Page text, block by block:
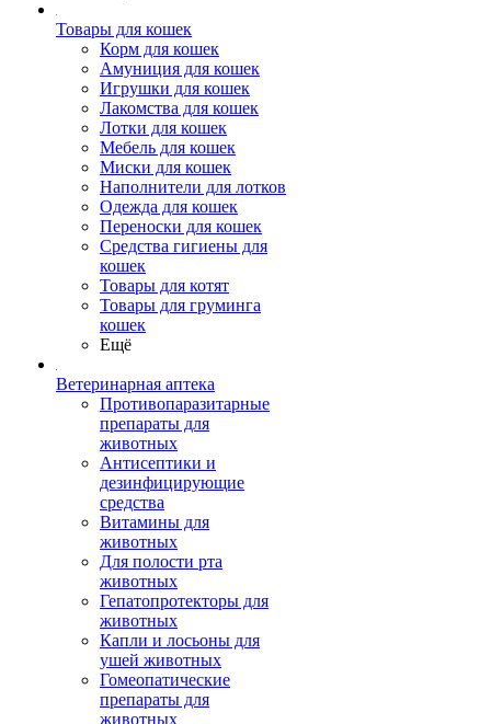
Товары для кошек
Корм для кошек
Амуниция для кошек
Игрушки для кошек
Лакомства для кошек
Лотки для кошек
Мебель для кошек
Миски для кошек
Наполнители для лотков
Одежда для кошек
Переноски для кошек
Средства гигиены для
кошек
Товары для котят
Товары для груминга
кошек
Ещё
Ветеринарная аптека
Противопаразитарные
препараты для
животных
Антисептики и
дезинфицирующие
средства
Витамины для
животных
Для полости рта
животных
Гепатопротекторы для
животных
Капли и лосьоны для
ушей животных
Гомеопатические
препараты для
животных